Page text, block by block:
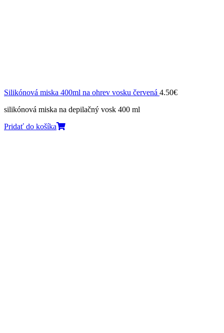
Silikónová miska 400ml na ohrev vosku červená 4.50€
silikónová miska na depilačný vosk 400 ml
Pridať do košíka